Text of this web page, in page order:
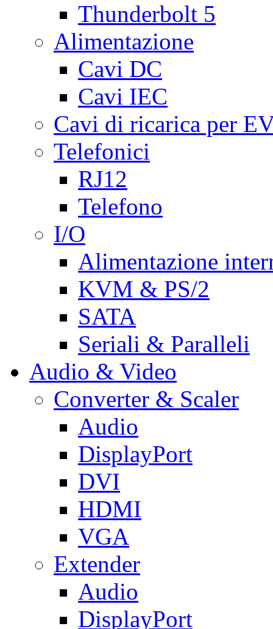
Thunderbolt 5
Alimentazione
Cavi DC
Cavi IEC
Cavi di ricarica per
Telefonici
RJ12
Telefono
I/O
Alimentazione
KVM & PS/2
SATA
Seriali & Paralleli
Audio & Video
Converter & Scaler
Audio
DisplayPort
DVI
HDMI
VGA
Extender
Audio
DisplayPort